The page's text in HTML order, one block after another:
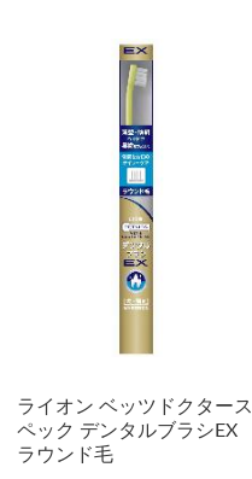
ライオン ベッツドクタース
ペック デンタルブラシEX
ラウンド毛